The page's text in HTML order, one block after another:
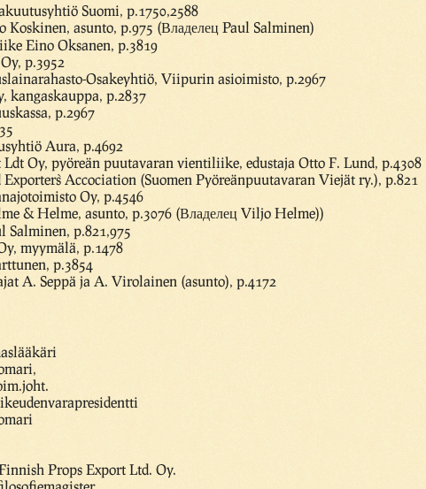
Suomi, p.1750,2588
Koskinen, asunto, p.975 (Владелец Paul Salminen)
Eino Oksanen, p.3819
p.3952
Osakeyhtiö, Viipurin asioimisto, p.2967
kangaskauppa, p.2837
p.2967
Aura, p.4692
Oy, pyöreän puutavaran vientiliike, edustaja Otto F. Lund, p.4308
Accociation (Suomen Pyöreänpuutavaran Viejät ry.), p.821
Oy, p.4546
& Helme, asunto, p.3076 (Владелец Viljo Helme))
Salminen, p.821,975
myymälä, p.1478
p.3854
A. Seppä ja A. Virolainen (asunto), p.4172
Props Export Ltd. Oy.